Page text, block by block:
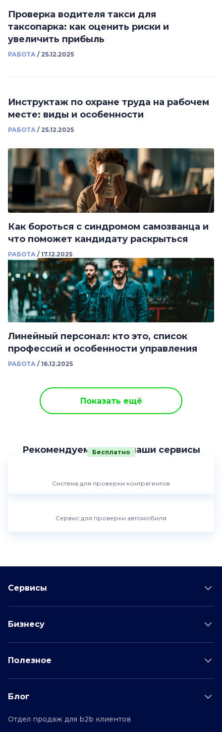
Проверка водителя такси для
таксопарка: как оценить риски и
увеличить прибыль
РАБОТА / 25.12.2025
Инструктаж по охране труда на рабочем
месте: виды и особенности
РАБОТА / 25.12.2025
Как бороться с синдромом самозванца и
что поможет кандидату раскрыться
РАБОТА / 17.12.2025
Линейный персонал: кто это, список
профессий и особенности управления
РАБОТА / 16.12.2025
Показать ещё
Рекомендуем другие наши сервисы
Бесплатно
Система для проверки контрагентов
Сервис для проверки автомобиля
Сервисы
Проверка водителя
Бизнесу
Проверка по отраслям
Полезное
О проекте
Персональные данные
Блог
Отдел продаж для b2b клиентов